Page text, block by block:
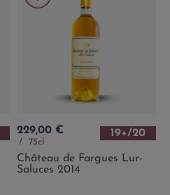
Prix
229,00 €
75cl
19+/20
Château de Fargues Lur-
Saluces 2014